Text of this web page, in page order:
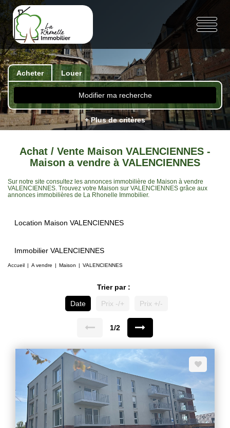
Acheter Louer
Modifier ma recherche
+ Plus de critères
Achat / Vente Maison VALENCIENNES -
Maison a vendre à VALENCIENNES
Sur notre site consultez les annonces immobilière de Maison à vendre
VALENCIENNES. Trouvez votre Maison sur VALENCIENNES grâce aux
annonces immobilières de La Rhonelle Immobilier.
Location Maison VALENCIENNES
Immobilier VALENCIENNES
Accueil A vendre Maison VALENCIENNES
Trier par :
Date
Prix -/+ Prix +/-
1/2